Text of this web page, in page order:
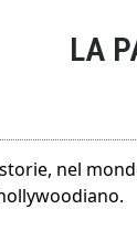
LA
nel